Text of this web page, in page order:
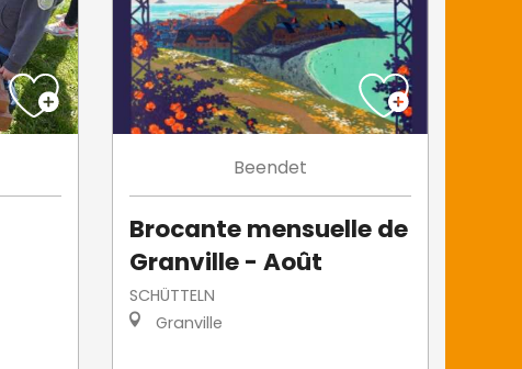
Beendet
Brocante mensuelle de
Granville - Août
SCHÜTTELN
Granville